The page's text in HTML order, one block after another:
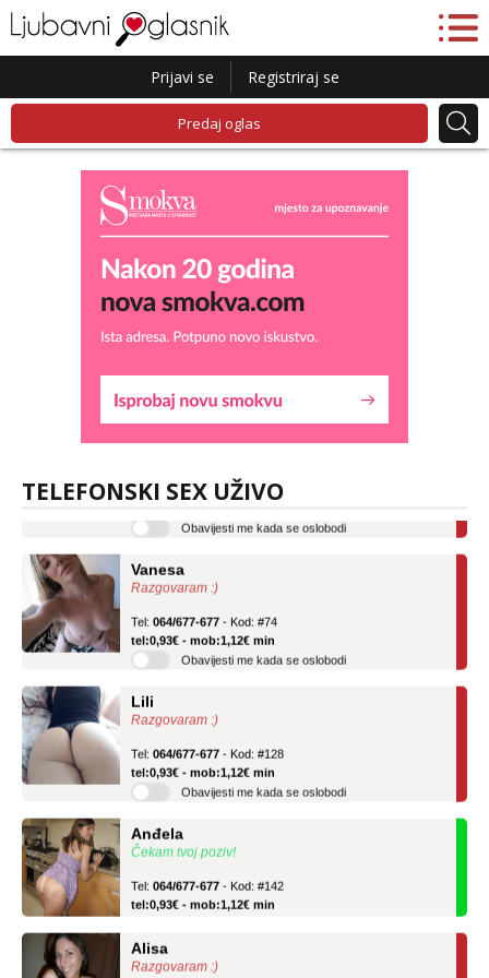
Prijavi se Registriraj se
Predaj oglas
TELEFONSKI SEX UŽIVO
Alisa
Razgovaram :)
tel:0,93€ - mob:1,12€ min
Razgovaram :)
tel:0,93€ - mob:1,12€ min
Obavijesti me kada se oslobodi
Razgovaram :)
tel:0,93€ - mob:1,12€ min
Obavijesti me kada se oslobodi
Čekam tvoj poziv!
tel:0,93€ - mob:1,12€ min
Razgovaram :)